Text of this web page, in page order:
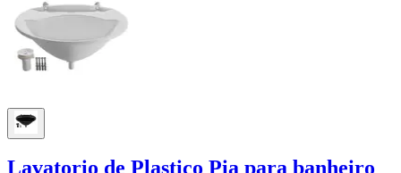
Lavatorio de Plastico Pia para banheiro